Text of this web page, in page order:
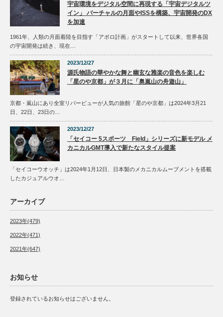
宇宙環境をデジタル空間に再現する「宇宙デジタルツ
イン」 バーチャルの月面やISSを構築、宇宙開発のDX
を加速
1961年、人類の月面着陸を目指す「アポロ計画」がスタートして以来、世界各国
の宇宙開発は続き、現在…
2023/12/27
源氏物語の華やかな舞と幽玄な雅楽の音色を楽しむ
「星のや京都」が３月に「奥嵐山の舟遊山」
京都・嵐山にあり全室リバービューが人気の旅館「星のや京都」は2024年3月21
日、22日、23日の…
2023/12/27
「セイコー 5スポーツ Field」シリーズに新モデル メ
カニカルGMT導入で新たなスタイル提案
「セイコーウオッチ」は2024年1月12日、日本製のメカニカルムーブメントを搭載
したカジュアルウオ…
アーカイブ
2023年(479)
2022年(471)
2021年(647)
お知らせ
登録されているお知らせはございません。